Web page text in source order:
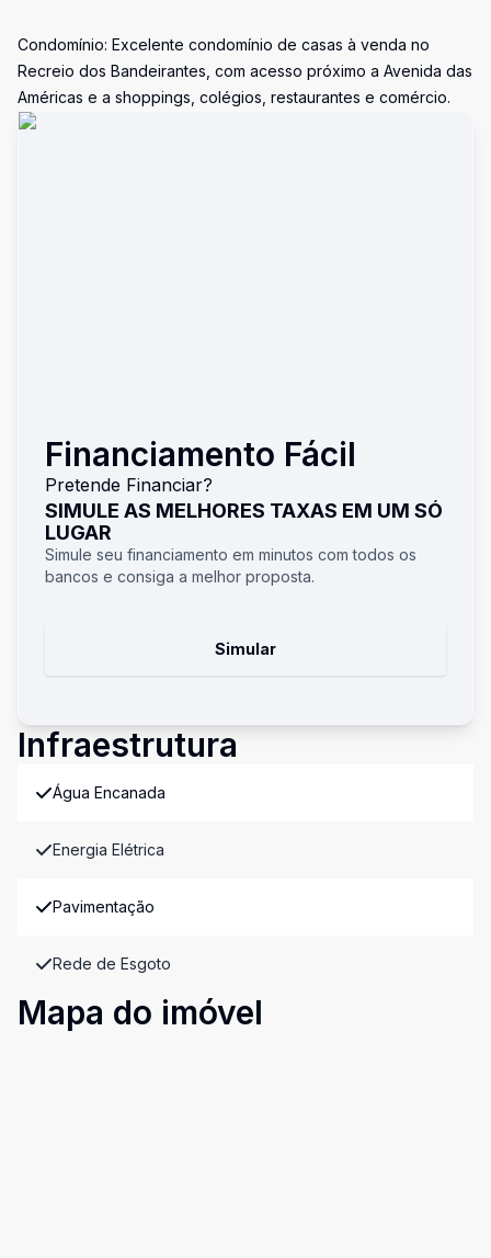
Condomínio: Excelente condomínio de casas à venda no
Recreio dos Bandeirantes, com acesso próximo a Avenida das
Américas e a shoppings, colégios, restaurantes e comércio.
Financiamento Fácil
Pretende Financiar?
SIMULE AS MELHORES TAXAS EM UM SÓ
LUGAR
Simule seu financiamento em minutos com todos os
bancos e consiga a melhor proposta.
Simular
Infraestrutura
Água Encanada
Energia Elétrica
Pavimentação
Rede de Esgoto
Mapa do imóvel